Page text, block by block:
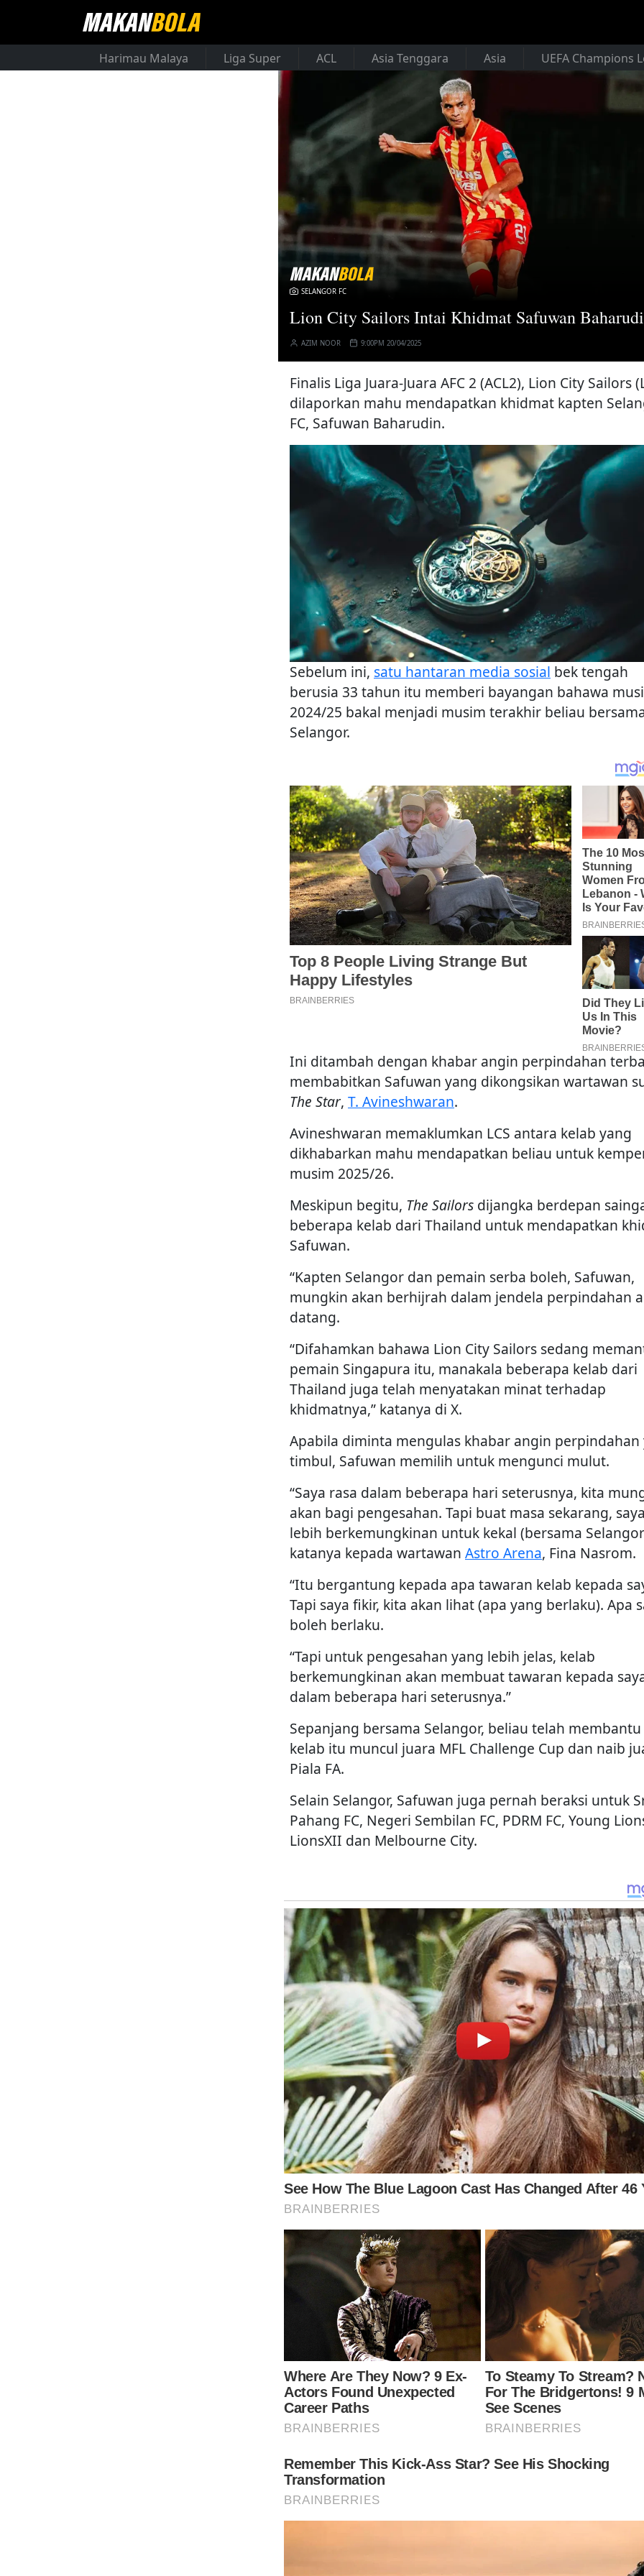
Harimau Malaya Liga Super ACL Asia Tenggara Asia UEFA Champions
SELANGOR FC
Lion City Sailors Intai Khidmat Safuwan
AZIM NOOR 9:00PM 20/04/2025
Finalis Liga Juara-Juara AFC 2 (ACL2), Lion City Sailors
dilaporkan mahu mendapatkan khidmat kapten
FC, Safuwan Baharudin.
Sebelum ini, satu hantaran media sosial bek tengah
berusia 33 tahun itu memberi bayangan bahawa
2024/25 bakal menjadi musim terakhir beliau
Selangor.
Ini ditambah dengan khabar angin perpindahan
membabitkan Safuwan yang dikongsikan wartawan
The Star, T. Avineshwaran.
Avineshwaran memaklumkan LCS antara kelab yang
dikhabarkan mahu mendapatkan beliau untuk
musim 2025/26.
Meskipun begitu, The Sailors dijangka berdepan
beberapa kelab dari Thailand untuk mendapatkan
Safuwan.
“Kapten Selangor dan pemain serba boleh, Safuwan,
mungkin akan berhijrah dalam jendela perpindahan
datang.
“Difahamkan bahawa Lion City Sailors sedang
pemain Singapura itu, manakala beberapa kelab dari
Thailand juga telah menyatakan minat terhadap
khidmatnya,” katanya di X.
Apabila diminta mengulas khabar angin perpindahan
timbul, Safuwan memilih untuk mengunci mulut.
“Saya rasa dalam beberapa hari seterusnya, kita
akan bagi pengesahan. Tapi buat masa sekarang,
lebih berkemungkinan untuk kekal (bersama
katanya kepada wartawan Astro Arena, Fina Nasrom.
“Itu bergantung kepada apa tawaran kelab kepada
Tapi saya fikir, kita akan lihat (apa yang berlaku). Apa
boleh berlaku.
“Tapi untuk pengesahan yang lebih jelas, kelab
berkemungkinan akan membuat tawaran kepada
dalam beberapa hari seterusnya.”
Sepanjang bersama Selangor, beliau telah membantu
kelab itu muncul juara MFL Challenge Cup dan naib
Piala FA.
Selain Selangor, Safuwan juga pernah beraksi untuk
Pahang FC, Negeri Sembilan FC, PDRM FC, Young
LionsXII dan Melbourne City.